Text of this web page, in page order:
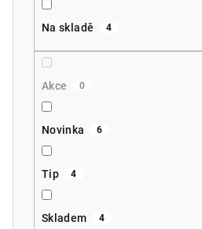
Na skladě 4
Akce 0
Novinka 6
Tip 4
Skladem 4